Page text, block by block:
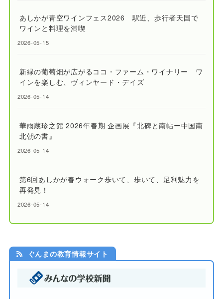
あしかが青空ワインフェス2026 駅近、歩行者天国で
ワインと料理を満喫
2026-05-15
新緑の葡萄畑が広がるココ・ファーム・ワイナリー ワ
インを楽しむ、ヴィンヤード・デイズ
2026-05-14
華雨蔵珍之館 2026年春期 企画展『北碑と南帖ー中国南
北朝の書』
2026-05-14
第6回あしかが春ウォーク歩いて、歩いて、足利魅力を
再発見！
2026-05-14
ぐんまの教育情報サイト